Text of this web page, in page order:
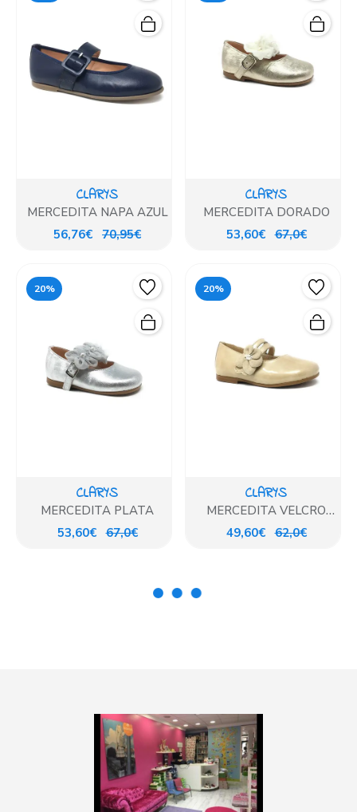
CLARYS
MERCEDITA NAPA AZUL
56,76€ 70,95€
CLARYS
MERCEDITA DORADO
53,60€ 67,0€
20%
CLARYS
MERCEDITA PLATA
53,60€ 67,0€
20%
CLARYS
MERCEDITA VELCRO
CHAROL ARENA
49,60€ 62,0€